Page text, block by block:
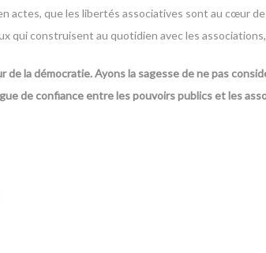
actes, que les libertés associatives sont au cœur
construisent au quotidien avec les associations,
de la démocratie. Ayons la sagesse de ne pas
de confiance entre les pouvoirs publics et les